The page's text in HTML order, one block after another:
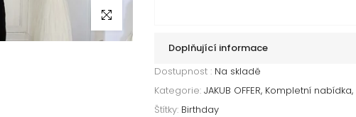
Klikni pro zvětšení
Doplňující informace
Dostupnost : Na skladě
Kategorie: JAKUB OFFER Kompletní nabídka
Štítky: Birthday